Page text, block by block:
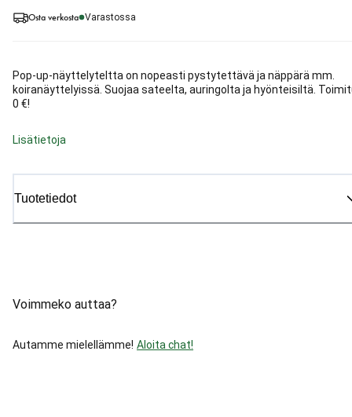
Osta verkosta Varastossa
Pop-up-näyttelyteltta on nopeasti pystytettävä ja näppärä mm.
koiranäyttelyissä. Suojaa sateelta, auringolta ja hyönteisiltä.
0 €!
Lisätietoja
Tuotetiedot
Voimmeko auttaa?
Autamme mielellämme! Aloita chat!